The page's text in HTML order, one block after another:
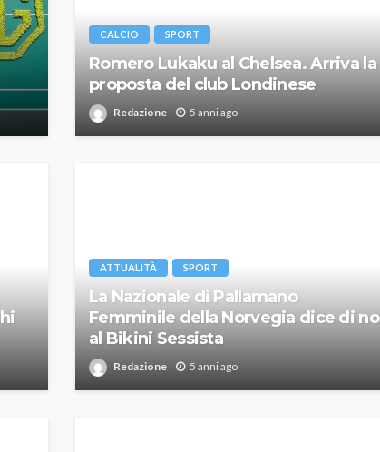
CALCIO SPORT
Romero Lukaku al Chelsea. Arriva la
proposta del club Londinese
Redazione 5 anni ago
ATTUALITÀ SPORT
La Nazionale di Pallamano
Femminile della Norvegia dice di no
al Bikini Sessista
Redazione 5 anni ago